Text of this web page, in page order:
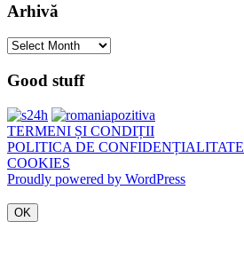
Arhivă
Arhivă
Good stuff
TERMENI ȘI CONDIȚII
POLITICA DE CONFIDENȚIALITATE
COOKIES
Proudly powered by WordPress
OK